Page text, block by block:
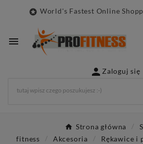
 World's Fastest Online

 Zaloguj się
Strona główna
fitness
Akcesoria
Rękawice i